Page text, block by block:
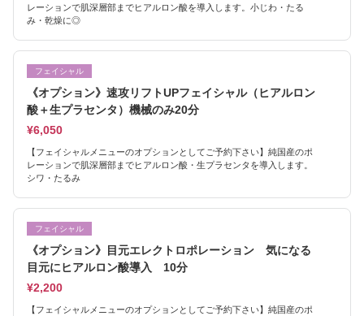
レーションで肌深層部までヒアルロン酸を導入します。小じわ・たる
み・乾燥に◎
フェイシャル
《オプション》速攻リフトUPフェイシャル（ヒアルロン
酸＋生プラセンタ）機械のみ20分
¥6,050
【フェイシャルメニューのオプションとしてご予約下さい】純国産のポ
レーションで肌深層部までヒアルロン酸・生プラセンタを導入します。
シワ・たるみ
フェイシャル
《オプション》目元エレクトロポレーション 気になる
目元にヒアルロン酸導入 10分
¥2,200
【フェイシャルメニューのオプションとしてご予約下さい】純国産のポ